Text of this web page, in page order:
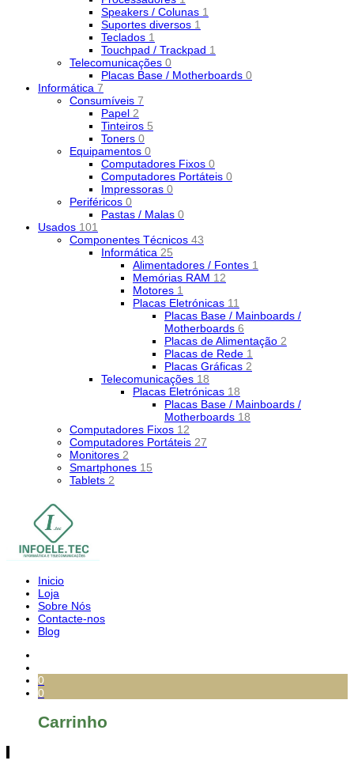
Speakers / Colunas 1
Suportes diversos 1
Teclados 1
Touchpad / Trackpad 1
Telecomunicações 0
Placas Base / Motherboards 0
Informática 7
Consumíveis 7
Papel 2
Tinteiros 5
Toners 0
Equipamentos 0
Computadores Fixos 0
Computadores Portáteis 0
Impressoras 0
Periféricos 0
Pastas / Malas 0
Usados 101
Componentes Técnicos 43
Informática 25
Alimentadores / Fontes 1
Memórias RAM 12
Motores 1
Placas Eletrónicas 11
Placas Base / Mainboards /
Motherboards 6
Placas de Alimentação 2
Placas de Rede 1
Placas Gráficas 2
Telecomunicações 18
Placas Eletrónicas 18
Placas Base / Mainboards /
Motherboards 18
Computadores Fixos 12
Computadores Portáteis 27
Monitores 2
Smartphones 15
Tablets 2
Inicio
Loja
Sobre Nós
Contacte-nos
Blog
0
0
Carrinho